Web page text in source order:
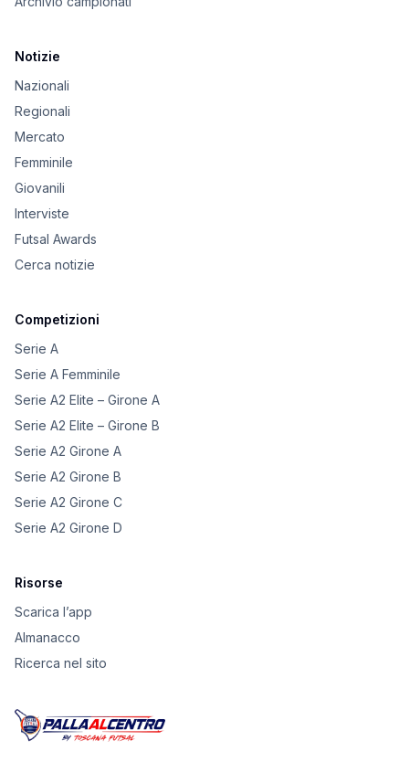
Notizie
Nazionali
Regionali
Mercato
Femminile
Giovanili
Interviste
Futsal Awards
Cerca notizie
Competizioni
Serie A
Serie A Femminile
Serie A2 Elite – Girone A
Serie A2 Elite – Girone B
Serie A2 Girone A
Serie A2 Girone B
Serie A2 Girone C
Serie A2 Girone D
Risorse
Scarica l’app
Almanacco
Ricerca nel sito